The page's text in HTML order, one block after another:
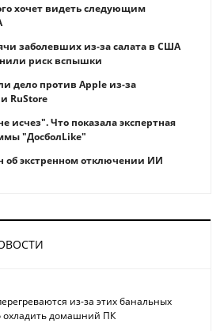
хочет видеть следующим
заболевших из-за салата в США
риск вспышки
дело против Apple из-за
RuStore
исчез". Что показала экспертная
"ДосболLike"
об экстренном отключении ИИ
из-за этих банальных
охладить домашний ПК